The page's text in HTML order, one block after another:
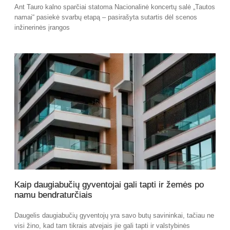
Ant Tauro kalno sparčiai statoma Nacionalinė koncertų salė „Tautos
namai“ pasiekė svarbų etapą – pasirašyta sutartis dėl scenos
inžinerinės įrangos
Kaip daugiabučių gyventojai gali tapti ir žemės po
namu bendraturčiais
Daugelis daugiabučių gyventojų yra savo butų savininkai, tačiau ne
visi žino, kad tam tikrais atvejais jie gali tapti ir valstybinės